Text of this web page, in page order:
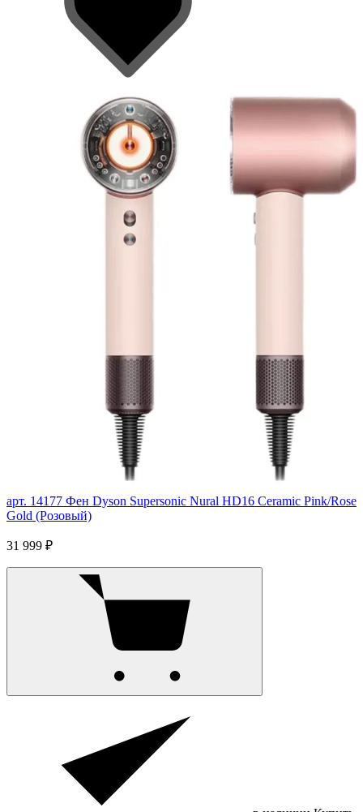
арт. 14177 Фен Dyson Supersonic Nural HD16 Ceramic Pink/Rose
Gold (Розовый)
31 999 ₽